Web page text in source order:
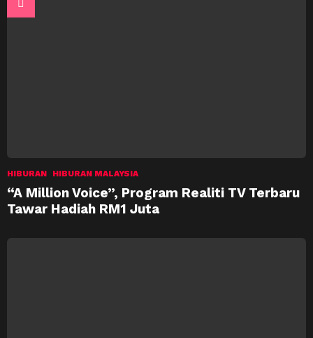
HIBURAN HIBURAN MALAYSIA
“A Million Voice”, Program Realiti TV Terbaru
Tawar Hadiah RM1 Juta